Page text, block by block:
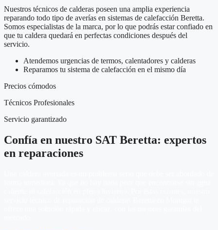
Nuestros técnicos de calderas poseen una amplia experiencia
reparando todo tipo de averías en sistemas de calefacción Beretta.
Somos especialistas de la marca, por lo que podrás estar confiado en
que tu caldera quedará en perfectas condiciones después del
servicio.
Atendemos urgencias de termos, calentadores y calderas
Reparamos tu sistema de calefacción en el mismo día
Precios cómodos
Técnicos Profesionales
Servicio garantizado
Confía en nuestro SAT Beretta: expertos
en reparaciones